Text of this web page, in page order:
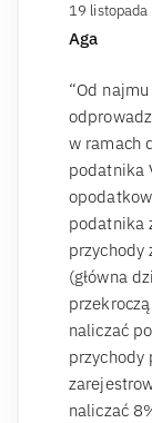
19
Aga
“Od
w ramach
podatnika
podatnika
przychody
(główna
naliczać
przychody
naliczać